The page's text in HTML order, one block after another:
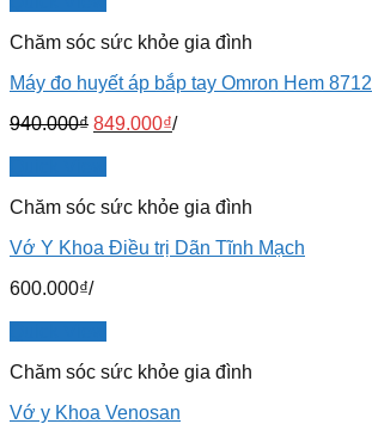
Chăm sóc sức khỏe gia đình
Máy đo huyết áp bắp tay Omron Hem 8712
940.000₫ 849.000₫/
Chăm sóc sức khỏe gia đình
Vớ Y Khoa Điều trị Dãn Tĩnh Mạch
600.000₫/
Chăm sóc sức khỏe gia đình
Vớ y Khoa Venosan